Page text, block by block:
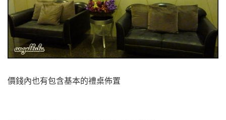
價錢內也有包含基本的禮桌佈置